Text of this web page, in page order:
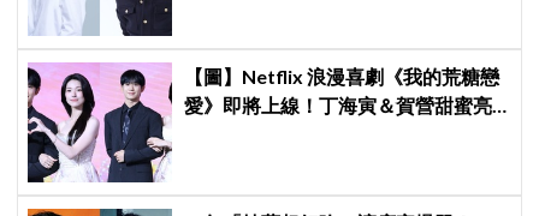
【圖】Netflix 浪漫喜劇《我的荒糖戀
愛》即將上線！丁海寅＆賀營甜蜜亮